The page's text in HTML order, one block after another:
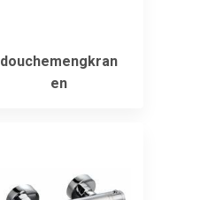
douchemengkran
en